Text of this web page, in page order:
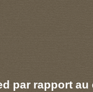
par rapport au